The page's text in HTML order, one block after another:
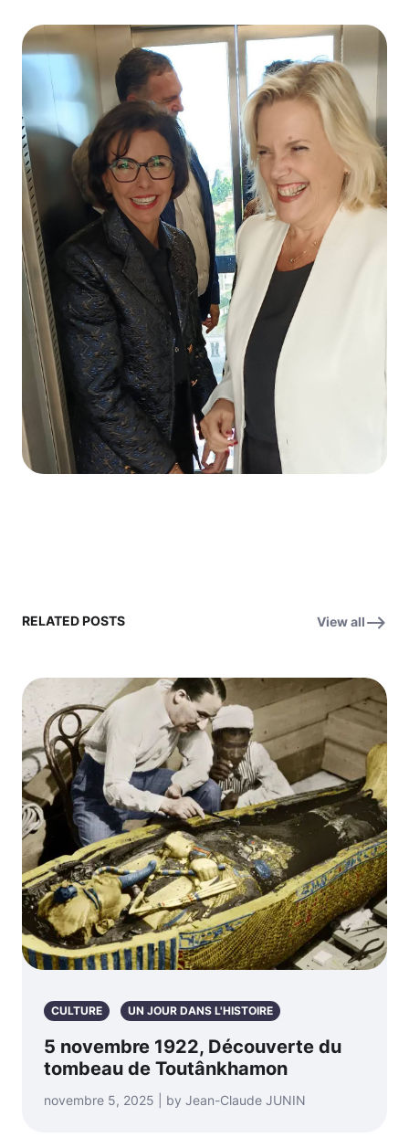
RELATED POSTS View all
CULTURE UN JOUR DANS L'HISTOIRE
5 novembre 1922, Découverte du
tombeau de Toutânkhamon
novembre 5, 2025 | by Jean-Claude JUNIN